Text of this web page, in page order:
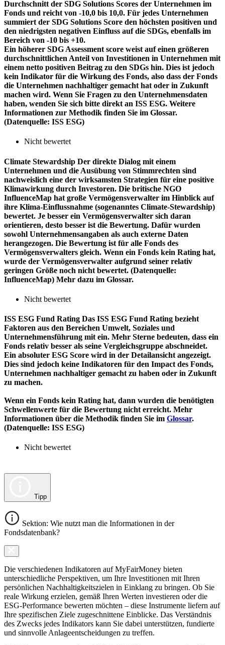
Durchschnitt der SDG Solutions Scores der Unternehmen im
Fonds und reicht von -10,0 bis 10,0. Für jedes Unternehmen
summiert der SDG Solutions Score den höchsten positiven und
den niedrigsten negativen Einfluss auf die SDGs, ebenfalls im
Bereich von -10 bis +10.
Ein höherer SDG Assessment score weist auf einen größeren
durchschnittlichen Anteil von Investitionen in Unternehmen mit
einem netto positiven Beitrag zu den SDGs hin. Dies ist jedoch
kein Indikator für die Wirkung des Fonds, also dass der Fonds
die Unternehmen nachhaltiger gemacht hat oder in Zukunft
machen wird. Wenn Sie Fragen zu den Unternehmensdaten
haben, wenden Sie sich bitte direkt an ISS ESG. Weitere
Informationen zur Methodik finden Sie im Glossar.
(Datenquelle: ISS ESG)
Nicht bewertet
Climate Stewardship Der direkte Dialog mit einem
Unternehmen und die Ausübung von Stimmrechten sind
nachweislich eine der wirksamsten Strategien für eine positive
Klimawirkung durch Investoren. Die britische NGO
InfluenceMap hat große Vermögensverwalter im Hinblick auf
ihre Klima-Einflussnahme (sogenanntes Climate-Stewardship)
bewertet. Je besser ein Vermögensverwalter sich daran
orientieren, desto besser ist die Bewertung. Dafür wurden
sowohl Unternehmensangaben als auch externe Daten
herangezogen. Die Bewertung ist für alle Fonds des
Vermögensverwalters gleich. Wenn ein Fonds kein Rating hat,
wurde der Vermögensverwalter aufgrund seiner relativ
geringen Größe noch nicht bewertet. (Datenquelle:
InfluenceMap) Mehr dazu im Glossar.
Nicht bewertet
ISS ESG Fund Rating Das ISS ESG Fund Rating bezieht
Faktoren aus den Bereichen Umwelt, Soziales und
Unternehmensführung mit ein. Mehr Sterne bedeuten, dass ein
Fonds relativ besser als seine Vergleichsgruppe abschneidet.
Ein absoluter ESG Score wird in der Detailansicht angezeigt.
Dies sind jedoch keine Indikatoren für den Impact des Fonds,
Unternehmen nachhaltiger gemacht zu haben oder in Zukunft
zu machen.
Wenn ein Fonds kein Rating hat, dann wurden die benötigten
Schwellenwerte für die Bewertung nicht erreicht. Mehr
Informationen über die Methodik finden Sie im Glossar.
(Datenquelle: ISS ESG)
Nicht bewertet
Tipp
Sektion: Wie nutzt man die Informationen in der
Fondsdatenbank?
Die verschiedenen Indikatoren auf MyFairMoney bieten
unterschiedliche Perspektiven, um Ihre Investitionen mit Ihren
persönlichen Nachhaltigkeitszielen in Einklang zu bringen. Ob Sie
reale Wirkung erzielen, gemäß Ihren Werten investieren oder die
ESG-Performance bewerten möchten – diese Instrumente liefern auf
Ihre spezifischen Ziele zugeschnittene Einblicke. Das Verständnis
des Zwecks jedes Indikators kann Sie dabei unterstützen, fundierte
und sinnvolle Anlageentscheidungen zu treffen.